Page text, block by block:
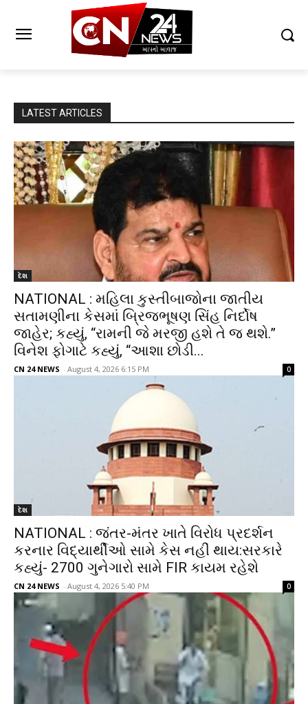
LATEST ARTICLES
દેશ
NATIONAL : મહિલા કુસ્તીબાજોના જાતીય
સતામણીના કેસમાં બ્રિજભૂષણ સિંહ નિર્દોષ
જાહેર; કહ્યું, “રામની જે મરજી હશે તે જ થશે.”
વિનેશ ફોગાટે કહ્યું, “આશા છોડી...
CN 24 NEWS - August 4, 2026 6:15 PM 0
દેશ
NATIONAL : જંતર-મંતર ખાતે વિરોધ પ્રદર્શન
કરનાર વિદ્યાર્થીઓ સામે કેસ નહીં થાય:સરકારે
કહ્યું- 2700 ગુનેગારો સામે FIR કાયમ રહેશે
CN 24 NEWS - August 4, 2026 5:40 PM 0